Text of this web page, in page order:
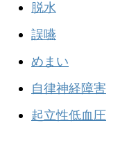
脱水
誤嚥
めまい
自律神経障害
起立性低血圧